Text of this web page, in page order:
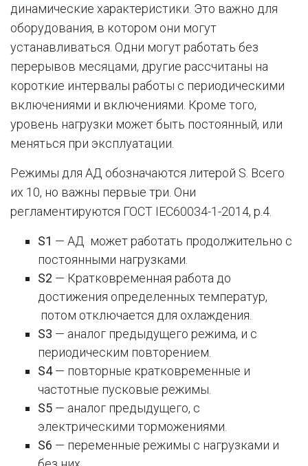
динамические характеристики. Это важно для
оборудования, в котором они могут
устанавливаться. Одни могут работать без
перерывов месяцами, другие рассчитаны на
короткие интервалы работы с периодическими
включениями и включениями. Кроме того,
уровень нагрузки может быть постоянный, или
меняться при эксплуатации.
Режимы для АД обозначаются литерой S. Всего
их 10, но важны первые три. Они
регламентируются ГОСТ IEC60034-1-2014, р.4.
S1 — АД может работать продолжительно с
постоянными нагрузками.
S2 — Кратковременная работа до
достижения определенных температур,
потом отключается для охлаждения.
S3 — аналог предыдущего режима, и с
периодическим повторением.
S4— повторные кратковременные и
частотные пусковые режимы.
S5 — аналог предыдущего, с
электрическими торможениями.
S6 — переменные режимы с нагрузками и